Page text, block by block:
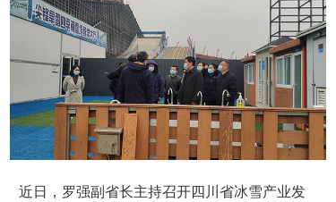
近日，罗强副省长主持召开四川省冰雪产业发